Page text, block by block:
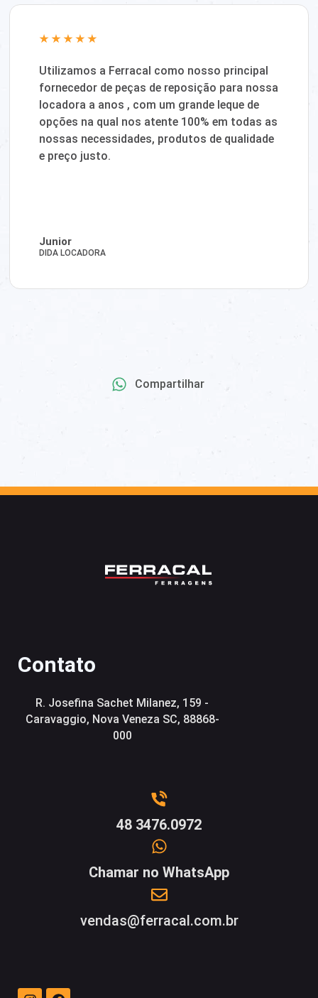
Utilizamos a Ferracal como nosso principal
fornecedor de peças de reposição para nossa
locadora a anos , com um grande leque de
opções na qual nos atente 100% em todas as
nossas necessidades, produtos de qualidade
e preço justo.
Junior
DIDA LOCADORA
Compartilhar
Contato
R. Josefina Sachet Milanez, 159 -
Caravaggio, Nova Veneza SC, 88868-
000
48 3476.0972
Chamar no WhatsApp
vendas@ferracal.com.br